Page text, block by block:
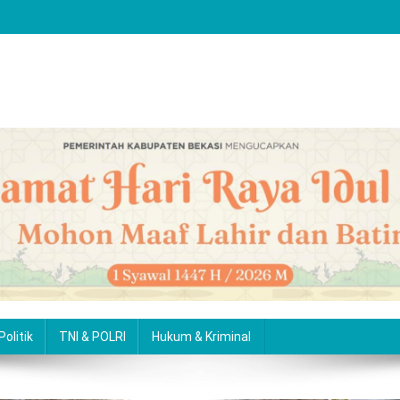
Politik TNI & POLRI Hukum & Kriminal